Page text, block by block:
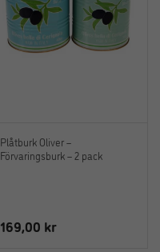
Plåtburk Oliver –
Förvaringsburk – 2 pack
169,00 kr